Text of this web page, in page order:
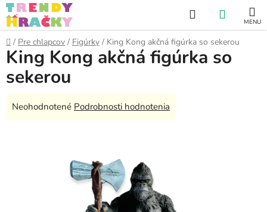
Prejsť
na
obsah
Hľadať
KOŠÍK
Domov
/ Pre chlapcov / Figúrky / King Kong akčná figúrka so sekerou
King Kong akčná figúrka so
sekerou
Priemerné
Neohodnotené Podrobnosti hodnotenia